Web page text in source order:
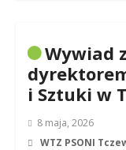
Wywiad
i Sztuki w
8 maja, 2026
WTZ PSONI